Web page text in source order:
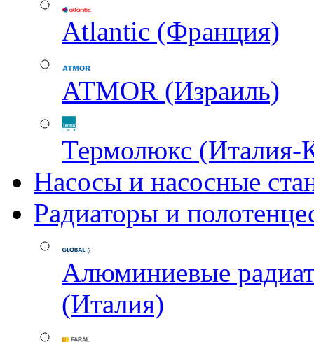
Atlantic (Франция)
ATMOR (Израиль)
Термолюкс (Италия-
Насосы и насосные
Радиаторы и
Алюминиевые
(Италия)